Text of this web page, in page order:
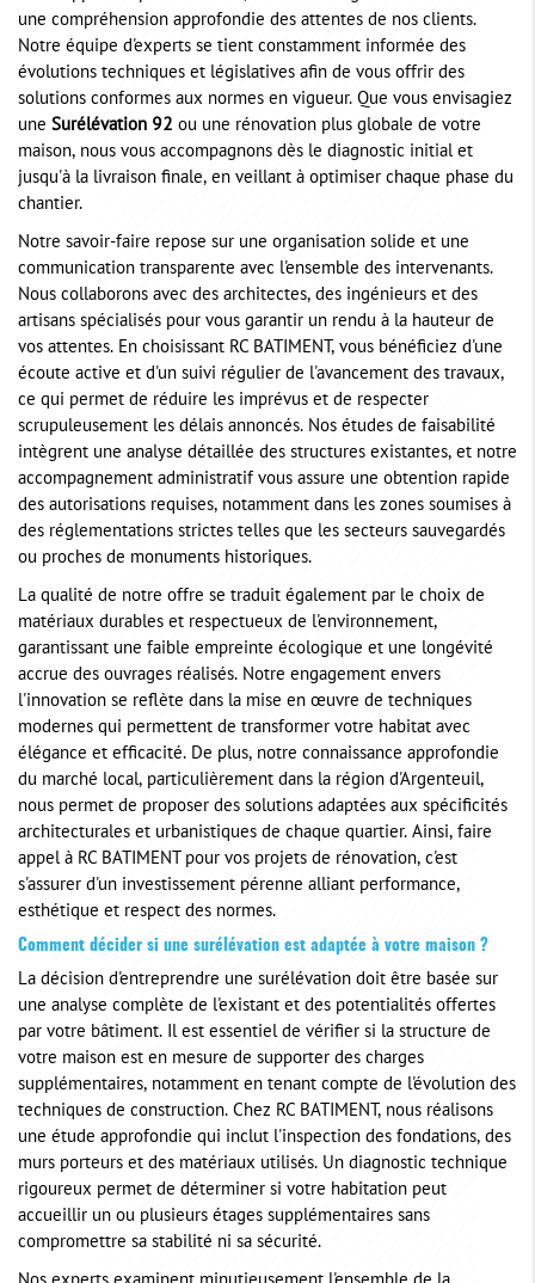
une compréhension approfondie des attentes de nos clients.
Notre équipe d'experts se tient constamment informée des
évolutions techniques et législatives afin de vous offrir des
solutions conformes aux normes en vigueur. Que vous envisagiez
une Surélévation 92 ou une rénovation plus globale de votre
maison, nous vous accompagnons dès le diagnostic initial et
jusqu'à la livraison finale, en veillant à optimiser chaque phase du
chantier.
Notre savoir-faire repose sur une organisation solide et une
communication transparente avec l'ensemble des intervenants.
Nous collaborons avec des architectes, des ingénieurs et des
artisans spécialisés pour vous garantir un rendu à la hauteur de
vos attentes. En choisissant RC BATIMENT, vous bénéficiez d'une
écoute active et d'un suivi régulier de l'avancement des travaux,
ce qui permet de réduire les imprévus et de respecter
scrupuleusement les délais annoncés. Nos études de faisabilité
intègrent une analyse détaillée des structures existantes, et notre
accompagnement administratif vous assure une obtention rapide
des autorisations requises, notamment dans les zones soumises à
des réglementations strictes telles que les secteurs sauvegardés
ou proches de monuments historiques.
La qualité de notre offre se traduit également par le choix de
matériaux durables et respectueux de l'environnement,
garantissant une faible empreinte écologique et une longévité
accrue des ouvrages réalisés. Notre engagement envers
l'innovation se reflète dans la mise en œuvre de techniques
modernes qui permettent de transformer votre habitat avec
élégance et efficacité. De plus, notre connaissance approfondie
du marché local, particulièrement dans la région d'Argenteuil,
nous permet de proposer des solutions adaptées aux spécificités
architecturales et urbanistiques de chaque quartier. Ainsi, faire
appel à RC BATIMENT pour vos projets de rénovation, c'est
s'assurer d'un investissement pérenne alliant performance,
esthétique et respect des normes.
Comment décider si une surélévation est adaptée à votre maison ?
La décision d'entreprendre une surélévation doit être basée sur
une analyse complète de l'existant et des potentialités offertes
par votre bâtiment. Il est essentiel de vérifier si la structure de
votre maison est en mesure de supporter des charges
supplémentaires, notamment en tenant compte de l'évolution des
techniques de construction. Chez RC BATIMENT, nous réalisons
une étude approfondie qui inclut l'inspection des fondations, des
murs porteurs et des matériaux utilisés. Un diagnostic technique
rigoureux permet de déterminer si votre habitation peut
accueillir un ou plusieurs étages supplémentaires sans
compromettre sa stabilité ni sa sécurité.